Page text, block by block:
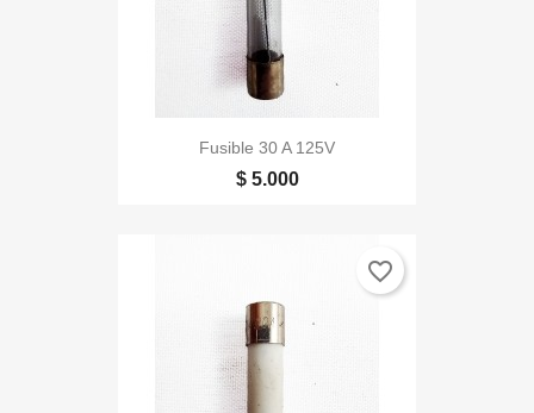
Fusible 30 A 125V
$ 5.000
favorite_border